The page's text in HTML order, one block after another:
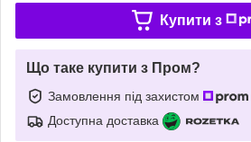
Купити з
Що таке купити з Пром?
Замовлення під захистом
Доступна доставка